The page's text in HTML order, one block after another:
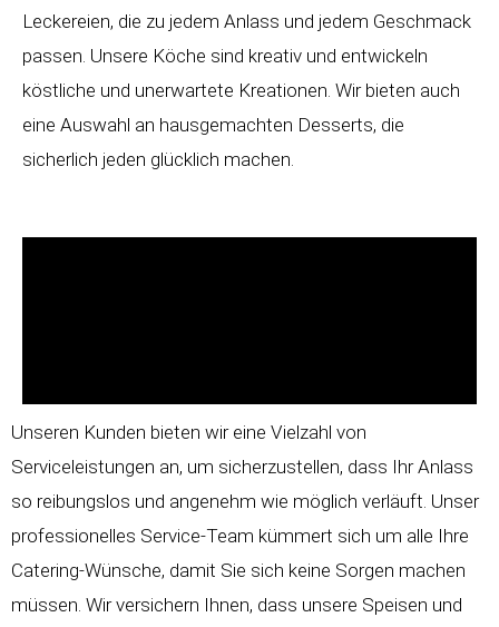
Leckereien, die zu jedem Anlass und jedem Geschmack
passen. Unsere Köche sind kreativ und entwickeln
köstliche und unerwartete Kreationen. Wir bieten auch
eine Auswahl an hausgemachten Desserts, die
sicherlich jeden glücklich machen.
Unseren Kunden bieten wir eine Vielzahl von
Serviceleistungen an, um sicherzustellen, dass Ihr Anlass
so reibungslos und angenehm wie möglich verläuft. Unser
professionelles Service-Team kümmert sich um alle Ihre
Catering-Wünsche, damit Sie sich keine Sorgen machen
müssen. Wir versichern Ihnen, dass unsere Speisen und